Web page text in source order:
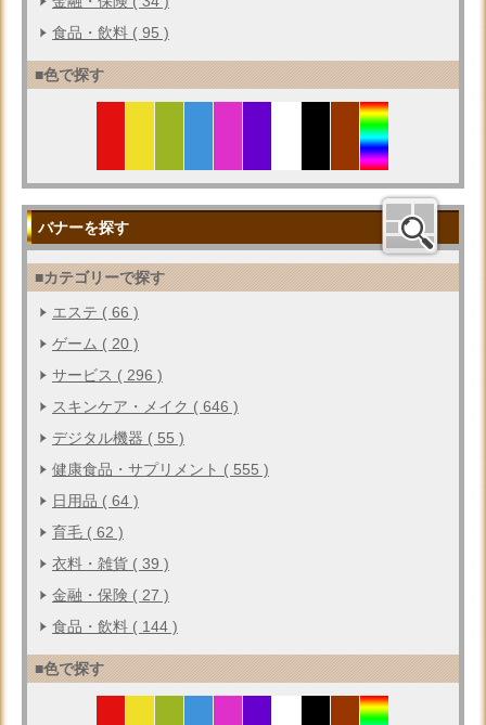
食品・飲料 ( 95 )
■色で探す
バナーを探す
■カテゴリーで探す
エステ ( 66 )
ゲーム ( 20 )
サービス ( 296 )
スキンケア・メイク ( 646 )
デジタル機器 ( 55 )
健康食品・サプリメント ( 555 )
日用品 ( 64 )
育毛 ( 62 )
衣料・雑貨 ( 39 )
金融・保険 ( 27 )
食品・飲料 ( 144 )
■色で探す